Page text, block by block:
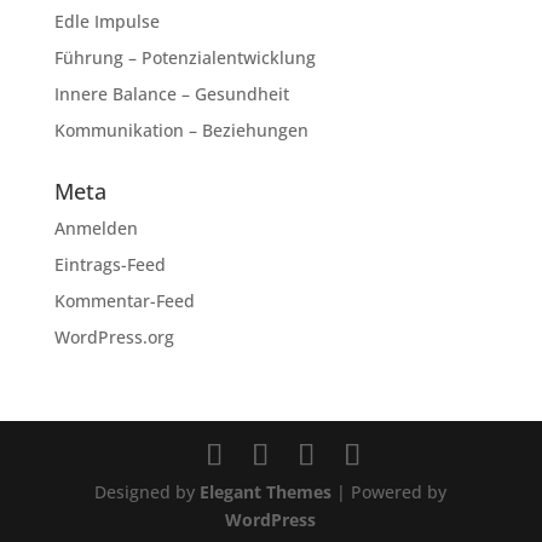
Edle Impulse
Führung – Potenzialentwicklung
Innere Balance – Gesundheit
Kommunikation – Beziehungen
Meta
Anmelden
Eintrags-Feed
Kommentar-Feed
WordPress.org
Designed by Elegant Themes | Powered by
WordPress